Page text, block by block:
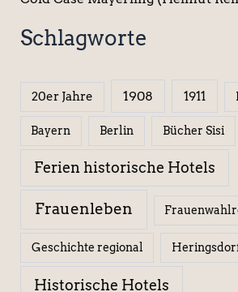
Schlagworte
20er Jahre 1908 1911
Bayern Berlin Bücher Sisi
Ferien historische Hotels
Frauenleben
Geschichte regional
Historische Hotels